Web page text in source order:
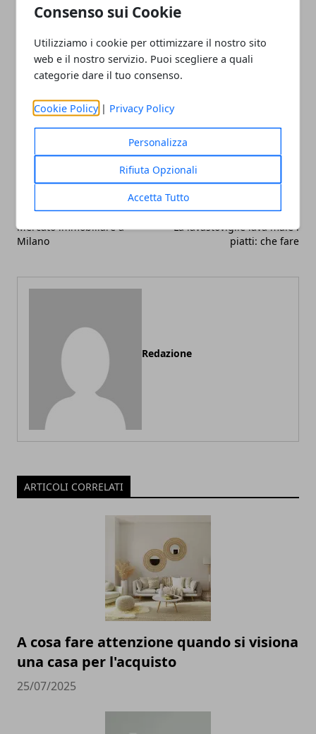
Consenso sui Cookie
Utilizziamo i cookie per ottimizzare il nostro sito
web e il nostro servizio. Puoi scegliere a quali
categorie dare il tuo consenso.
Cookie Policy | Privacy Policy
Personalizza
Rifiuta Opzionali
Accetta Tutto
appiccicosa; dopodiché, si aggiunge il lime tagliato a
pezzetti, quindi il rum e si mescola il tutto per bene.
Facebook
TwitterWhatsapp
Articolo Precedente
Mercato immobiliare a
Milano
Articolo Successivo
La lavastoviglie lava male i
piatti: che fare
Redazione
ARTICOLI CORRELATI
A cosa fare attenzione quando si visiona
una casa per l'acquisto
25/07/2025